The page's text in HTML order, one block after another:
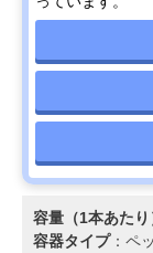
容量（1本あたり
容器タイプ：ペ